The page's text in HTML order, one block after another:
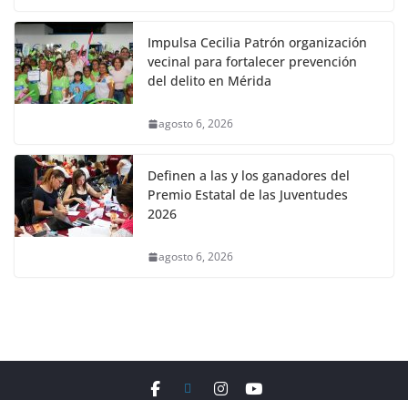
Impulsa Cecilia Patrón organización
vecinal para fortalecer prevención
del delito en Mérida
agosto 6, 2026
Definen a las y los ganadores del
Premio Estatal de las Juventudes
2026
agosto 6, 2026